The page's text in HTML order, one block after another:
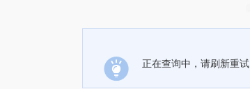
正在查询中，请刷新重试